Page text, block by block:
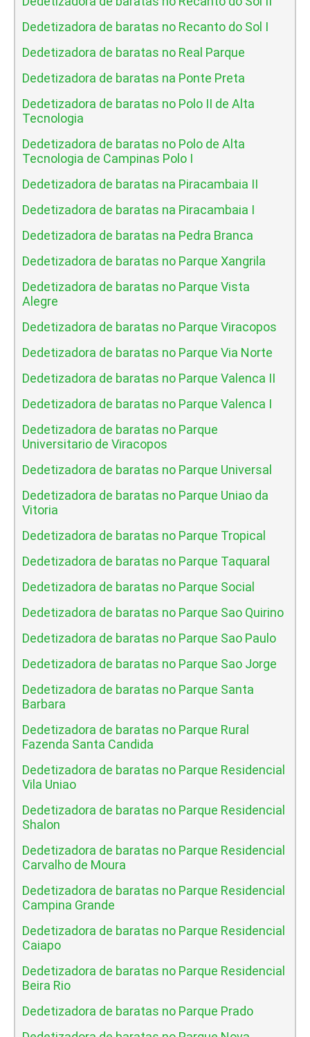
Dedetizadora de baratas no Recanto do Sol I
Dedetizadora de baratas no Real Parque
Dedetizadora de baratas na Ponte Preta
Dedetizadora de baratas no Polo II de Alta
Tecnologia
Dedetizadora de baratas no Polo de Alta
Tecnologia de Campinas Polo I
Dedetizadora de baratas na Piracambaia II
Dedetizadora de baratas na Piracambaia I
Dedetizadora de baratas na Pedra Branca
Dedetizadora de baratas no Parque Xangrila
Dedetizadora de baratas no Parque Vista
Alegre
Dedetizadora de baratas no Parque Viracopos
Dedetizadora de baratas no Parque Via Norte
Dedetizadora de baratas no Parque Valenca II
Dedetizadora de baratas no Parque Valenca I
Dedetizadora de baratas no Parque
Universitario de Viracopos
Dedetizadora de baratas no Parque Universal
Dedetizadora de baratas no Parque Uniao da
Vitoria
Dedetizadora de baratas no Parque Tropical
Dedetizadora de baratas no Parque Taquaral
Dedetizadora de baratas no Parque Social
Dedetizadora de baratas no Parque Sao Quirino
Dedetizadora de baratas no Parque Sao Paulo
Dedetizadora de baratas no Parque Sao Jorge
Dedetizadora de baratas no Parque Santa
Barbara
Dedetizadora de baratas no Parque Rural
Fazenda Santa Candida
Dedetizadora de baratas no Parque Residencial
Vila Uniao
Dedetizadora de baratas no Parque Residencial
Shalon
Dedetizadora de baratas no Parque Residencial
Carvalho de Moura
Dedetizadora de baratas no Parque Residencial
Campina Grande
Dedetizadora de baratas no Parque Residencial
Caiapo
Dedetizadora de baratas no Parque Residencial
Beira Rio
Dedetizadora de baratas no Parque Prado